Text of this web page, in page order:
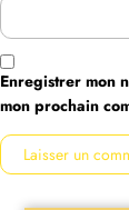
Enregistrer mon
mon prochain